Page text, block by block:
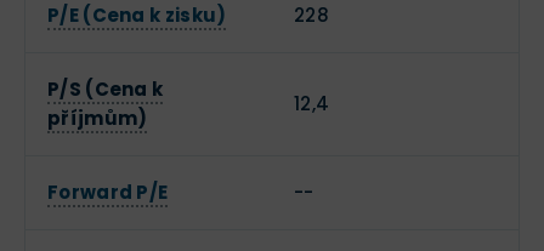
P/E (Cena k zisku) 228
P/S (Cena k
příjmům)
12,4
Forward P/E --